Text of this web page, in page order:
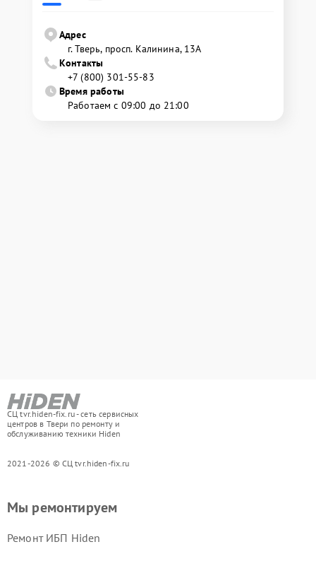
Адрес
г. Тверь, просп. Калинина, 13А
Контакты
+7 (800) 301-55-83
Время работы
Работаем с 09:00 до 21:00
СЦ tvr.hiden-fix.ru - сеть сервисных
центров в Твери по ремонту и
обслуживанию техники Hiden
2021-2026 © СЦ tvr.hiden-fix.ru
Мы ремонтируем
Ремонт ИБП Hiden